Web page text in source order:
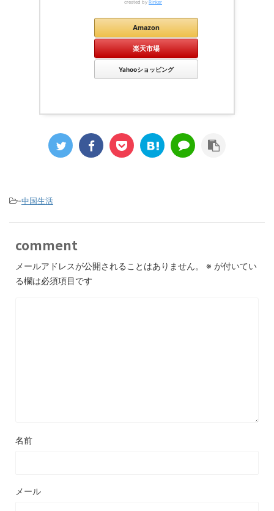
created by Rinker
Amazon
楽天市場
Yahooショッピング
-中国生活
comment
メールアドレスが公開されることはありません。 ※ が付いてい
る欄は必須項目です
名前
メール